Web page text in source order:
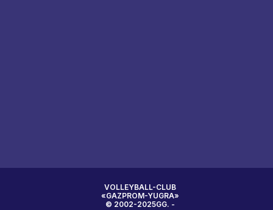
VOLLEYBALL-CLUB
«GAZPROM-YUGRA»
© 2002-2025GG. -